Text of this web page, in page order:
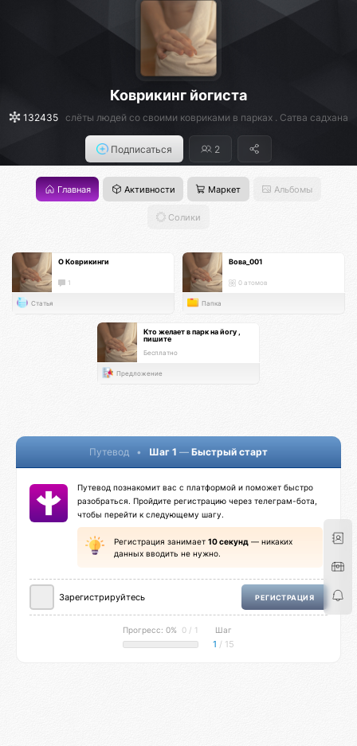
Коврикинг йогиста
132435 слёты людей со своими ковриками в парках . Сатва садхана
Подписаться 2
Главная Активности Маркет Альбомы
Солики
О Коврикинги
1
Статья
Вова_001
0 атомов
Папка
Кто желает в парк на йогу ,
пишите
Бесплатно
Предложение
Путевод • Шаг 1 — Быстрый старт
Путевод познакомит вас с платформой и поможет быстро
разобраться. Пройдите регистрацию через телеграм-бота,
чтобы перейти к следующему шагу.
Регистрация занимает 10 секунд — никаких
данных вводить не нужно.
Зарегистрируйтесь РЕГИСТРАЦИЯ
Прогресс: 0% 0 / 1 Шаг
1 / 15